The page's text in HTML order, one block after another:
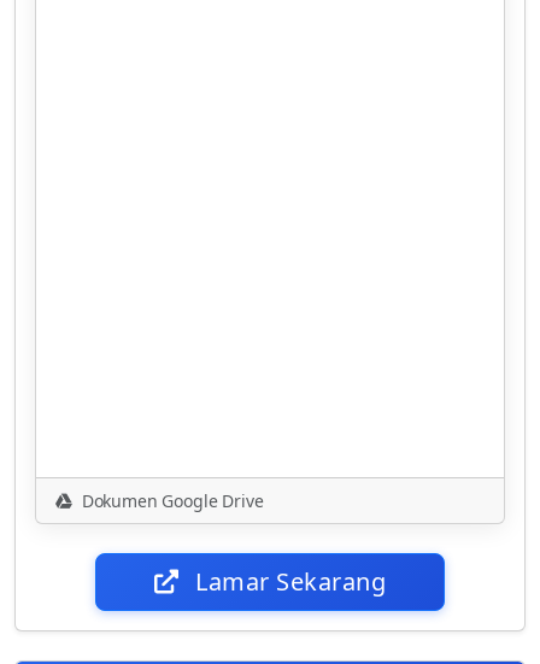
Dokumen Google Drive
Lamar Sekarang